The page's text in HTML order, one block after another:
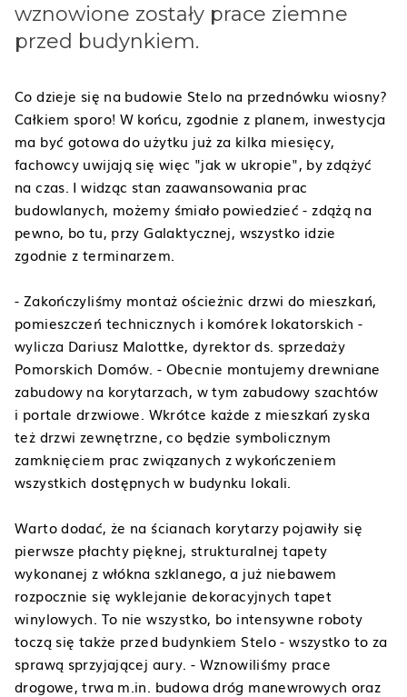
wznowione zostały prace ziemne
przed budynkiem.
Co dzieje się na budowie Stelo na przednówku wiosny?
Całkiem sporo! W końcu, zgodnie z planem, inwestycja
ma być gotowa do użytku już za kilka miesięcy,
fachowcy uwijają się więc "jak w ukropie", by zdążyć
na czas. I widząc stan zaawansowania prac
budowlanych, możemy śmiało powiedzieć - zdążą na
pewno, bo tu, przy Galaktycznej, wszystko idzie
zgodnie z terminarzem.
- Zakończyliśmy montaż ościeżnic drzwi do mieszkań,
pomieszczeń technicznych i komórek lokatorskich -
wylicza Dariusz Malottke, dyrektor ds. sprzedaży
Pomorskich Domów. - Obecnie montujemy drewniane
zabudowy na korytarzach, w tym zabudowy szachtów
i portale drzwiowe. Wkrótce każde z mieszkań zyska
też drzwi zewnętrzne, co będzie symbolicznym
zamknięciem prac związanych z wykończeniem
wszystkich dostępnych w budynku lokali.
Warto dodać, że na ścianach korytarzy pojawiły się
pierwsze płachty pięknej, strukturalnej tapety
wykonanej z włókna szklanego, a już niebawem
rozpocznie się wyklejanie dekoracyjnych tapet
winylowych. To nie wszystko, bo intensywne roboty
toczą się także przed budynkiem Stelo - wszystko to za
sprawą sprzyjającej aury. - Wznowiliśmy prace
drogowe, trwa m.in. budowa dróg manewrowych oraz